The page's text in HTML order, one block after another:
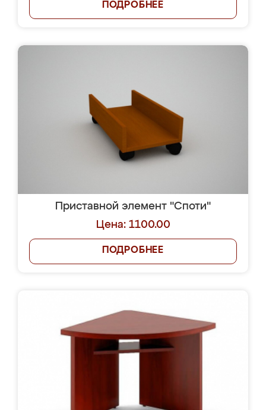
ПОДРОБНЕЕ
Приставной элемент "Споти"
Цена: 1100.00
ПОДРОБНЕЕ